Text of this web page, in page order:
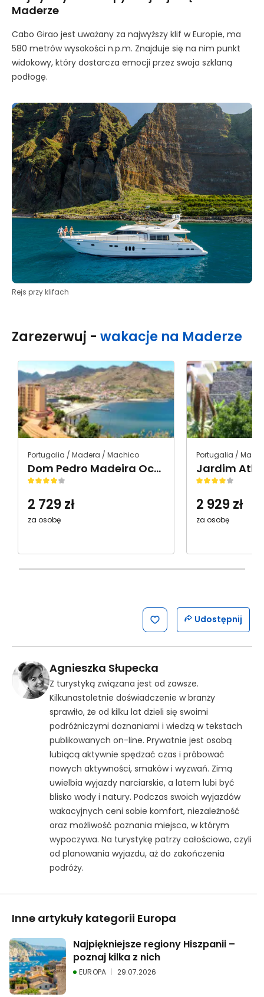
Maderze
Cabo Girao jest uważany za najwyższy klif w Europie, ma
580 metrów wysokości n.p.m. Znajduje się na nim punkt
widokowy, który dostarcza emocji przez swoja szklaną
podłogę.
Rejs przy klifach
Zarezerwuj - wakacje na Maderze
Portugalia / Madera / Machico
Dom Pedro Madeira Ocean Beach
2 729zł
za osobę
Portugalia /
Jardim
2 929 zł
za osobę
Udostępnij
Agnieszka Słupecka
Z turystyką związana jest od zawsze.
Kilkunastoletnie doświadczenie w branży
sprawiło, że od kilku lat dzieli się swoimi
podróżniczymi doznaniami i wiedzą w tekstach
publikowanych on-line. Prywatnie jest osobą
lubiącą aktywnie spędzać czas i próbować
nowych aktywności, smaków i wyzwań. Zimą
uwielbia wyjazdy narciarskie, a latem lubi być
blisko wody i natury. Podczas swoich wyjazdów
wakacyjnych ceni sobie komfort, niezależność
oraz możliwość poznania miejsca, w którym
wypoczywa. Na turystykę patrzy całościowo, czyli
od planowania wyjazdu, aż do zakończenia
podróży.
Inne artykuły kategorii Europa
Najpiękniejsze regiony Hiszpanii –
poznaj kilka z nich
EUROPA 29.07.2026